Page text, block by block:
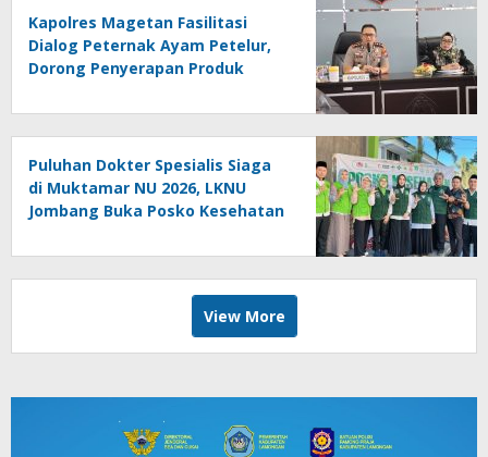
Kapolres Magetan Fasilitasi
Dialog Peternak Ayam Petelur,
Dorong Penyerapan Produk
Puluhan Dokter Spesialis Siaga
di Muktamar NU 2026, LKNU
Jombang Buka Posko Kesehatan
View More